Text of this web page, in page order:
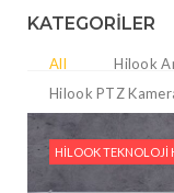
KATEGORILER
All Hilook
Hilook PTZ
HILOOK TEKNOLOJI